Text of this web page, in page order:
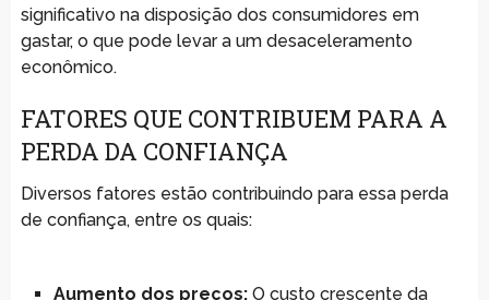
significativo na disposição dos consumidores em
gastar, o que pode levar a um desaceleramento
econômico.
FATORES QUE CONTRIBUEM PARA A
PERDA DA CONFIANÇA
Diversos fatores estão contribuindo para essa perda
de confiança, entre os quais:
Aumento dos preços:O custo crescente da